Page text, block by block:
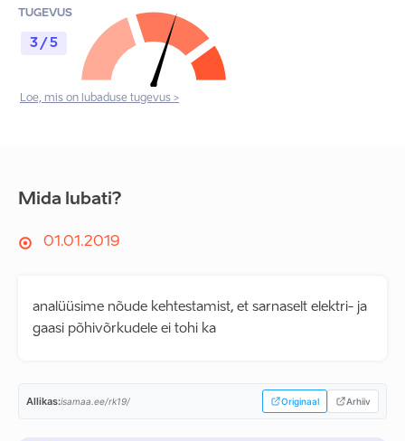
TUGEVUS
3 / 5
Loe, mis on lubaduse tugevus >
Mida lubati?
01.01.2019
analüüsime nõude kehtestamist, et sarnaselt elektri- ja
gaasi põhivõrkudele ei tohi ka
Allikas:isamaa.ee/rk19/ Originaal Arhiiv